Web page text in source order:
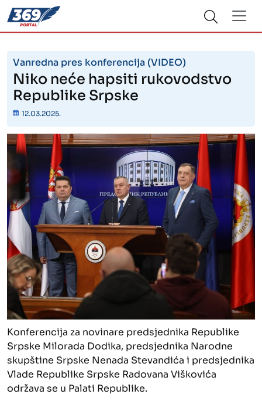
Vanredna pres konferencija (VIDEO)
Niko neće hapsiti rukovodstvo
Republike Srpske
12.03.2025.
Konferencija za novinare predsjednika Republike
Srpske Milorada Dodika, predsjednika Narodne
skupštine Srpske Nenada Stevandića i predsjednika
Vlade Republike Srpske Radovana Viškovića
održava se u Palati Republike.